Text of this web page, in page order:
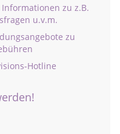
zu z.B.
u.v.m.
zu
Hotline